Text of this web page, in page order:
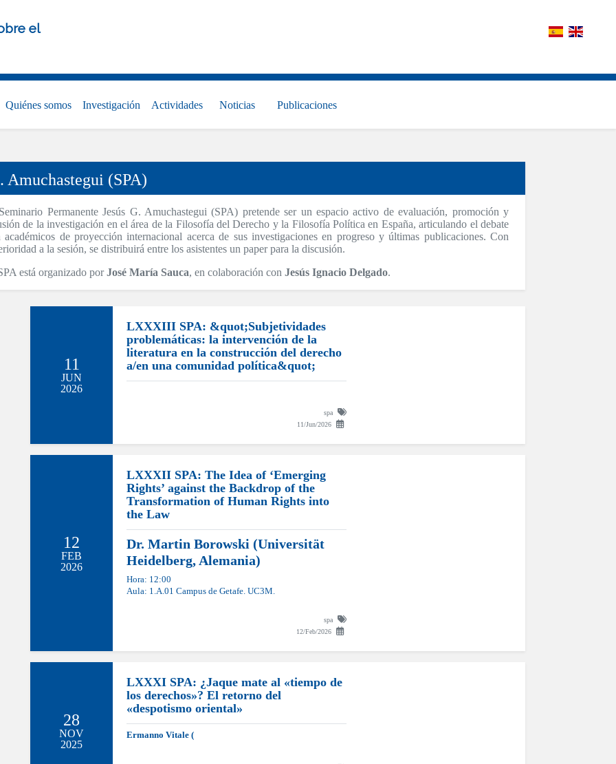
el
Quiénes somos Investigación Actividades Noticias Publicaciones
Amuchastegui (SPA)
Permanente Jesús G. Amuchastegui (SPA) pretende ser un espacio activo de evaluación, promoción y
de la investigación en el área de la Filosofía del Derecho y la Filosofía Política en España, articulando el debate
académicos de proyección internacional acerca de sus investigaciones en progreso y últimas publicaciones. Con
a la sesión, se distribuirá entre los asistentes un paper para la discusión.
está organizado porJosé María Sauca, en colaboración con Jesús Ignacio Delgado.
11
JUN
2026
LXXXIII SPA: &quot;Subjetividades
problemáticas: la intervención de la
literatura en la construcción del derecho
a/en una comunidad política&quot;
spa
11/Jun/2026
12
FEB
2026
LXXXII SPA: The Idea of ‘Emerging
Rights’ against the Backdrop of the
Transformation of Human Rights into
the Law
Dr. Martin Borowski (Universität
Heidelberg, Alemania)
Hora: 12:00
Aula: 1.A.01 Campus de Getafe. UC3M.
spa
12/Feb/2026
28
NOV
2025
LXXXI SPA: ¿Jaque mate al «tiempo de
los derechos»? El retorno del
«despotismo oriental»
Ermanno Vitale (